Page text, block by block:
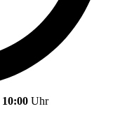
10:00 Uhr